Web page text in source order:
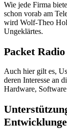
Wie jede Firma
schon vorab am
wird Wolf-Theo
Ungeklärtes.
Packet
Auch hier gilt es,
deren Interesse an
Hardware,